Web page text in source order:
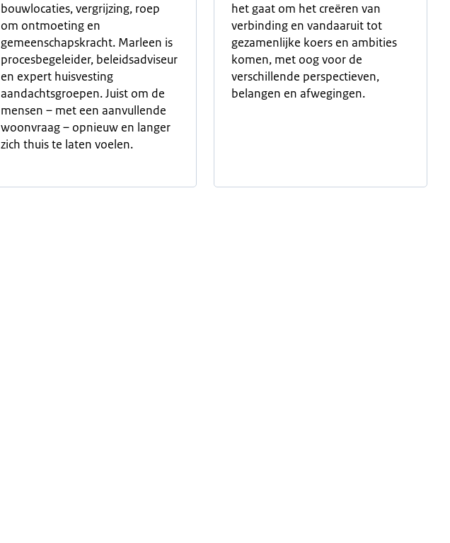
bouwlocaties, vergrijzing, roep
om ontmoeting en
gemeenschapskracht. Marleen is
procesbegeleider, beleidsadviseur
en expert huisvesting
aandachtsgroepen. Juist om de
mensen – met een aanvullende
woonvraag – opnieuw en langer
zich thuis te laten voelen.
het gaat om het creëren van
verbinding en vandaaruit tot
gezamenlijke koers en ambities
komen, met oog voor de
verschillende perspectieven,
belangen en afwegingen.